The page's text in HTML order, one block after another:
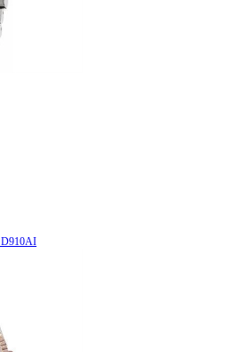
ساعة معصم متی تیسوت الطراز D910AI